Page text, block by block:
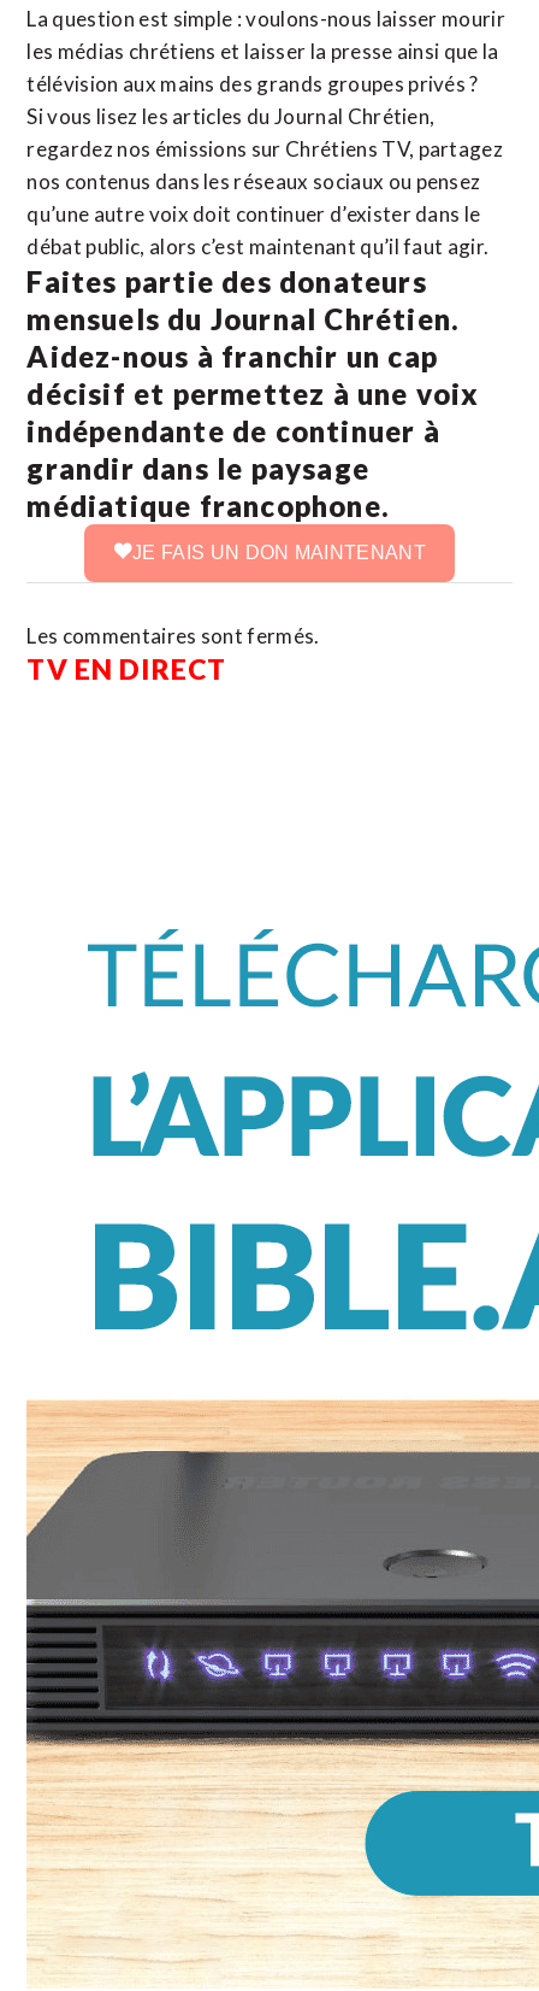
La question est simple : voulons-nous laisser mourir
les médias chrétiens et laisser la presse ainsi que la
télévision aux mains des grands groupes privés ?
Si vous lisez les articles du Journal Chrétien,
regardez nos émissions sur Chrétiens TV, partagez
nos contenus dans les réseaux sociaux ou pensez
qu’une autre voix doit continuer d’exister dans le
débat public, alors c’est maintenant qu’il faut agir.
Faites partie des donateurs
mensuels du Journal Chrétien.
Aidez-nous à franchir un cap
décisif et permettez à une voix
indépendante de continuer à
grandir dans le paysage
médiatique francophone.
JE FAIS UN DON MAINTENANT
Les commentaires sont fermés.
TV EN DIRECT